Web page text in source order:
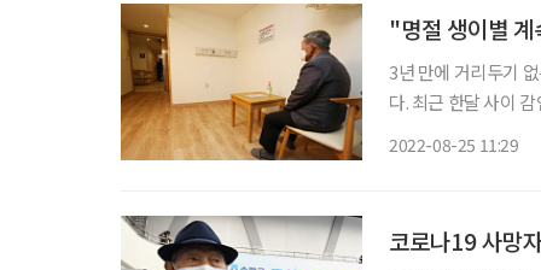
"명절 생이별
3년 만에 거리두기
다. 최근 한달 사이
2022-08-25 11:29
코로나19 사망